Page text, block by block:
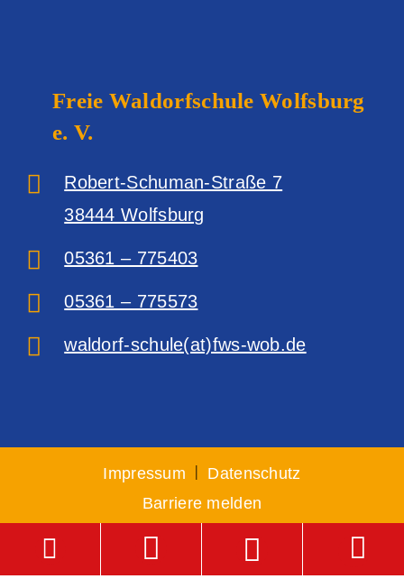
Freie Waldorfschule Wolfsburg
e. V.
Robert-Schuman-Straße 7
38444 Wolfsburg‎
05361 – 775403
05361 – 775573
waldorf-schule(at)fws-wob.de
Impressum | Datenschutz
Barriere melden